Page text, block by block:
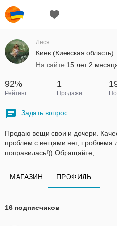
Леся
Киев (Киевская область)
На сайте 15 лет 2
92%
Рейтинг
1
Продажи
Задать вопрос
Продаю вещи свои и дочери.
проблем с вещами нет, проблема
поправилась!)) Обращайте,...
МАГАЗИН ПРОФИЛЬ
16 подписчиков